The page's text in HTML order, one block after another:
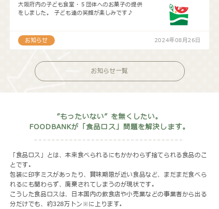
お知らせ
大阪府内の子ども食堂・５団体へのお菓子の提供
をしました。 子ども達の笑顔が楽しみです♪
2024年08月26日
お知らせ一覧
”もったいない” を無くしたい。
FOODBANKが「食品ロス」問題を解決します。
「食品ロス」とは、本来食べられるにもかかわらず捨てられる食品のこ
とです。
包装に印字ミスがあったり、賞味期限が近い食品など、まだまだ食べら
れるにも関わらず、廃棄されてしまうのが現状です。
こうした食品ロスは、日本国内の飲食店や小売業などの事業者から出る
分だけでも、約328万トン※に上ります。